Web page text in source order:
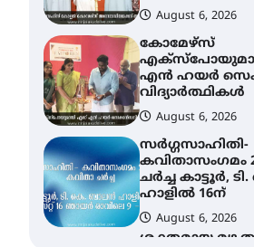
August 6, 2026
കോമേഴ്സ്
എൻ ഹയർ
വിദ്യാർത്ഥികൾ
August 6, 2026
സർഗ്ഗസാഹിതി-
കവിതാസംഗമം
ചർച്ച കാട്ടൂർ,
ഹാളിൽ 16ന്
August 6, 2026
ശക്തമായ മഴ